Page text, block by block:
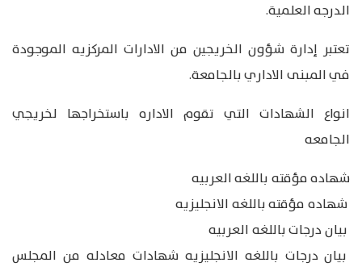
الدرجه العلمية.
تعتبر إدارة شؤون الخريجين من الادارات المركزيه الموجودة
في المبنى الاداري بالجامعة.
انواع الشهادات التي تقوم الاداره باستخراجها لخريجي
الجامعه
شهاده مؤقته باللغه العربيه
شهاده مؤقته باللغه الانجليزيه
بيان درجات باللغه العربيه
بيان درجات باللغه الانجليزيه شهادات معادله من المجلس